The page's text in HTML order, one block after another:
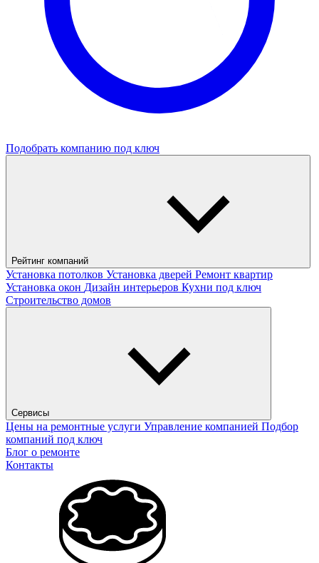
Подобрать компанию под ключ
Рейтинг компаний
Установка потолков Установка дверей Ремонт квартир
Установка окон Дизайн интерьеров Кухни под ключ
Строительство домов
Сервисы
Цены на ремонтные услуги Управление компанией Подбор
компаний под ключ
Блог о ремонте
Контакты